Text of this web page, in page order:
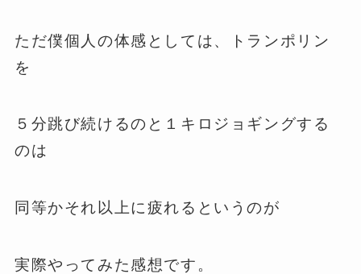
ただ僕個人の体感としては、トランポリン
を
５分跳び続けるのと１キロジョギングする
のは
同等かそれ以上に疲れるというのが
実際やってみた感想です。